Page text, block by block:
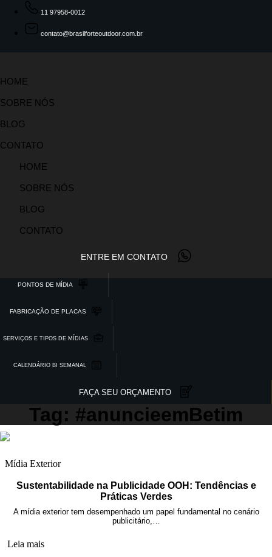
11 97958-0012
contato@brasilforteoutdoor.com.br
HOME
SOBRE NÓS
BLOG
CONTATO
HOME
SOBRE NÓS
BLOG
CONTATO
ENTRE EM CONTATO
PONTOS DE MÍDIA
FABRICAÇÃO DE PLACAS
SERVIÇOS E TIPOS DE MÍDIAS
CALENDÁRIO BI SEMANAL
FAÇA SEU ORÇAMENTO
Tag: #anuncieemBetim
Mídia Exterior
Sustentabilidade na Publicidade OOH: Tendências e
Práticas Verdes
A mídia exterior tem desempenhado um papel fundamental no cenário
publicitário,…
Leia mais